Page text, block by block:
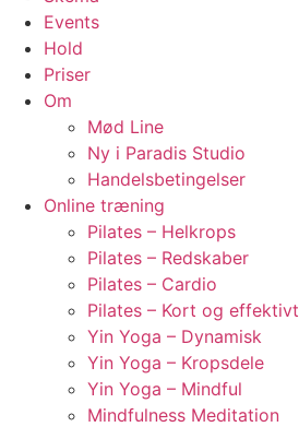
Events
Hold
Priser
Om
Mød Line
Ny i Paradis Studio
Handelsbetingelser
Online træning
Pilates – Helkrops
Pilates – Redskaber
Pilates – Cardio
Pilates – Kort og effektivt
Yin Yoga – Dynamisk
Yin Yoga – Kropsdele
Yin Yoga – Mindful
Mindfulness Meditation